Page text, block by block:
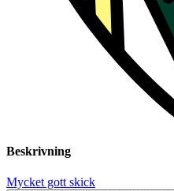
Beskrivning
Mycket gott skick